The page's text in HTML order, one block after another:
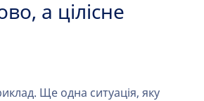
а цілісне
Ще одна ситуація, яку